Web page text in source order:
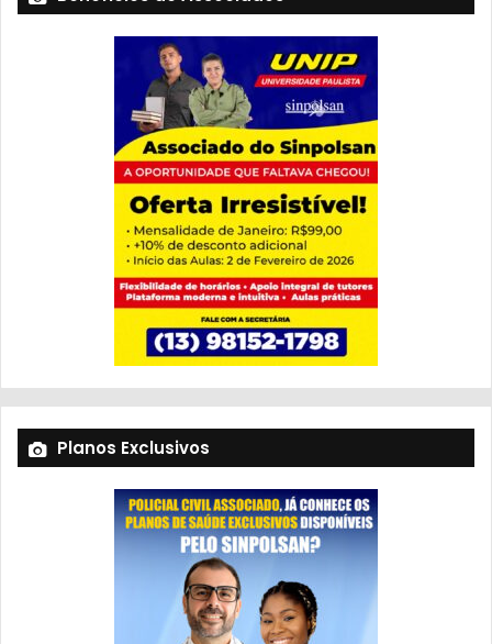
Planos Exclusivos